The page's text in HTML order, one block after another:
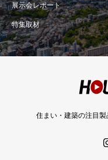
展示会レポート
特集取材
住まい・建築の注目製